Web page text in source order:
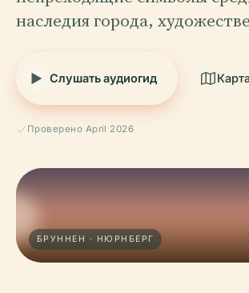
наследия города,
Слушать аудиогид
Проверено April 2026
БРУННЕН · НЮРНБЕРГ